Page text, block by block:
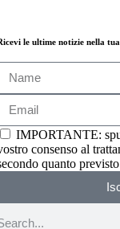
le ultime notizie nella
IMPORTANTE:
consenso al
quanto